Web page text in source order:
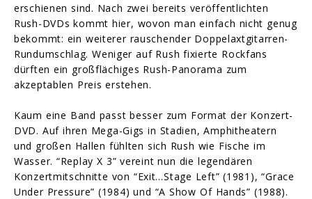
erschienen sind. Nach zwei bereits veröffentlichten
Rush-DVDs kommt hier, wovon man einfach nicht genug
bekommt: ein weiterer rauschender Doppelaxtgitarren-
Rundumschlag. Weniger auf Rush fixierte Rockfans
dürften ein großflächiges Rush-Panorama zum
akzeptablen Preis erstehen.
Kaum eine Band passt besser zum Format der Konzert-
DVD. Auf ihren Mega-Gigs in Stadien, Amphitheatern
und großen Hallen fühlten sich Rush wie Fische im
Wasser. “Replay X 3” vereint nun die legendären
Konzertmitschnitte von “Exit…Stage Left” (1981), “Grace
Under Pressure” (1984) und “A Show Of Hands” (1988).